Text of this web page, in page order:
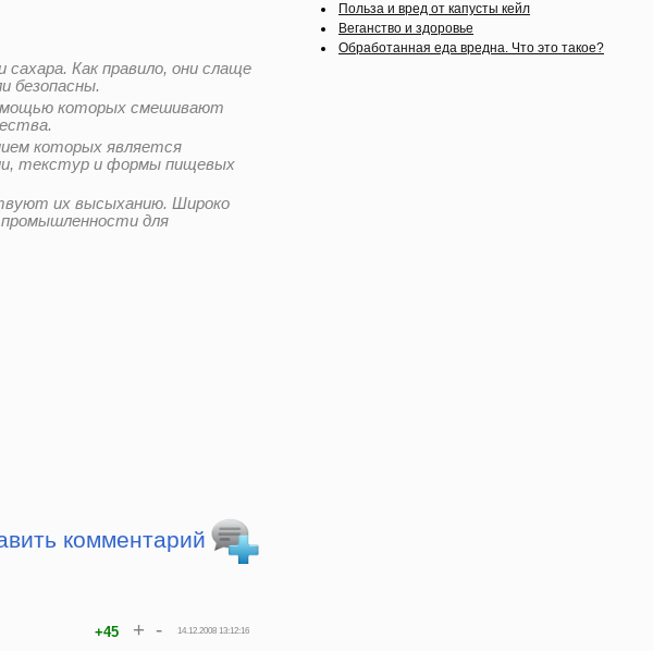
Польза и вред от капусты кейл
Веганство и здоровье
Обработанная еда вредна. Что это такое?
Как правило, они слаще
безопасны.
которых смешивают
которых является
текстур и формы пищевых
их высыханию. Широко
для
комментарий
14.12.2008 13:12:16
+45 + -